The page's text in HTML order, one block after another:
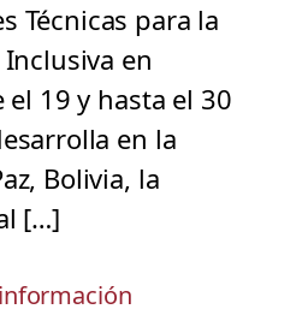
Técnicas para la
en
el 19 y hasta el 30
en la
Bolivia, la
[…]